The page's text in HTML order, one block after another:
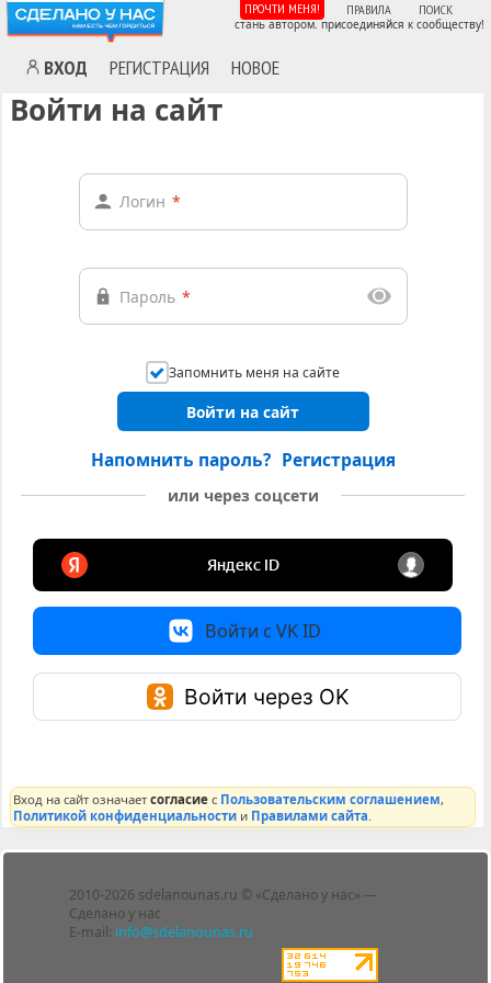
ВХОД РЕГИСТРАЦИЯ НОВОЕ
ПРОЧТИ МЕНЯ! ПРАВИЛА ПОИСК
стань автором. присоединяйся к сообществу!
Войти на сайт
Логин *
Пароль *
Запомнить меня на сайте
Войти на сайт
Напомнить пароль? Регистрация
или через соцсети
Войти с VK ID
Войти через OK
Вход на сайт означаетсогласие с Пользовательским соглашением,
Политикой конфиденциальности и Правилами сайта
2010-2026 sdelanounas.ru © «Сделано у нас» —
Сделано у нас
E-mail: info@sdelanounas.ru
Блоги
Люди
Политика